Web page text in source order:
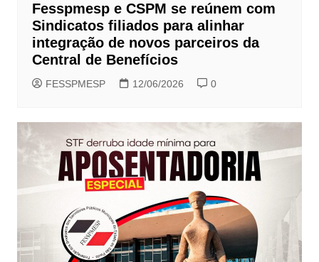
Fesspmesp e CSPM se reúnem com
Sindicatos filiados para alinhar
integração de novos parceiros da
Central de Benefícios
FESSPMESP 12/06/2026 0